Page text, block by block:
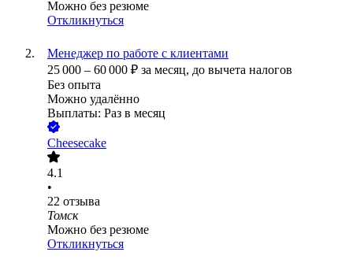
Можно без резюме
Откликнуться
Менеджер по работе с клиентами
25 000 – 60 000 ₽ за месяц, до вычета налогов
Без опыта
Можно удалённо
Выплаты: Раз в месяц
Cheesecake
4.1
•
22 отзыва
Томск
Можно без резюме
Откликнуться